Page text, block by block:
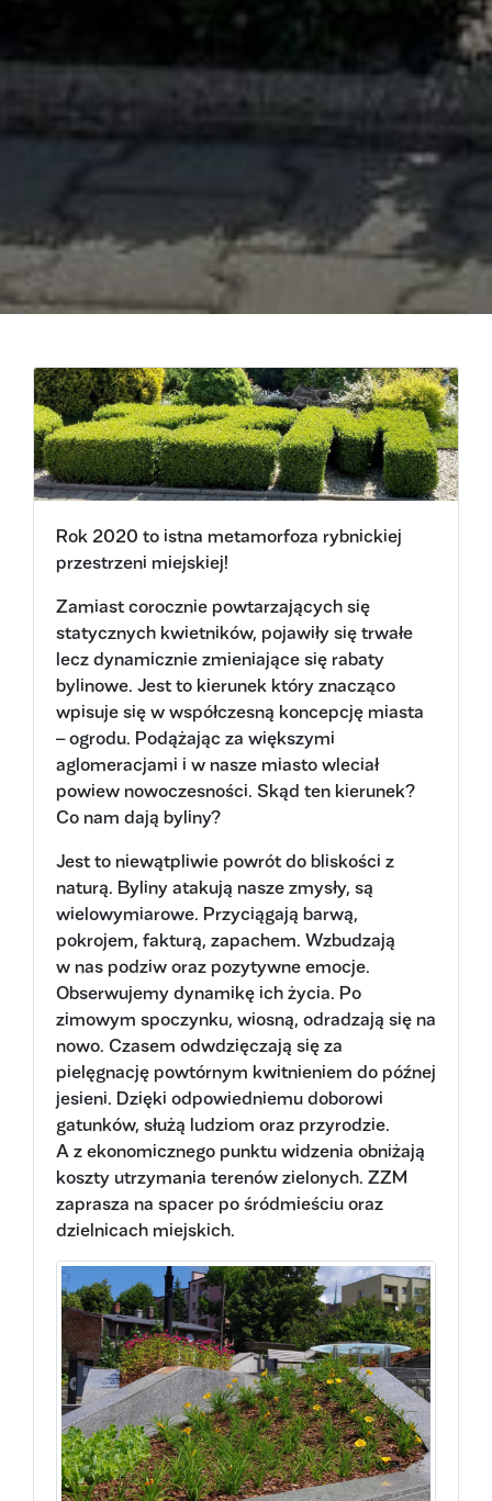
Rok 2020 to istna metamorfoza rybnickiej
przestrzeni miejskiej!
Zamiast corocznie powtarzających się
statycznych kwietników, pojawiły się trwałe
lecz dynamicznie zmieniające się rabaty
bylinowe. Jest to kierunek który znacząco
wpisuje się w współczesną koncepcję miasta
– ogrodu. Podążając za większymi
aglomeracjami i w nasze miasto wleciał
powiew nowoczesności. Skąd ten kierunek?
Co nam dają byliny?
Jest to niewątpliwie powrót do bliskości z
naturą. Byliny atakują nasze zmysły, są
wielowymiarowe. Przyciągają barwą,
pokrojem, fakturą, zapachem. Wzbudzają
w nas podziw oraz pozytywne emocje.
Obserwujemy dynamikę ich życia. Po
zimowym spoczynku, wiosną, odradzają się na
nowo. Czasem odwdzięczają się za
pielęgnację powtórnym kwitnieniem do późnej
jesieni. Dzięki odpowiedniemu doborowi
gatunków, służą ludziom oraz przyrodzie.
A z ekonomicznego punktu widzenia obniżają
koszty utrzymania terenów zielonych. ZZM
zaprasza na spacer po śródmieściu oraz
dzielnicach miejskich.